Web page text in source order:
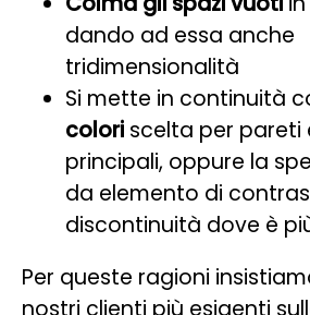
dando ad essa anche
tridimensionalità
Si mette in continuità
colori scelta per pareti
principali, oppure la
da elemento di
discontinuità dove è
Per queste ragioni
nostri clienti più esigenti